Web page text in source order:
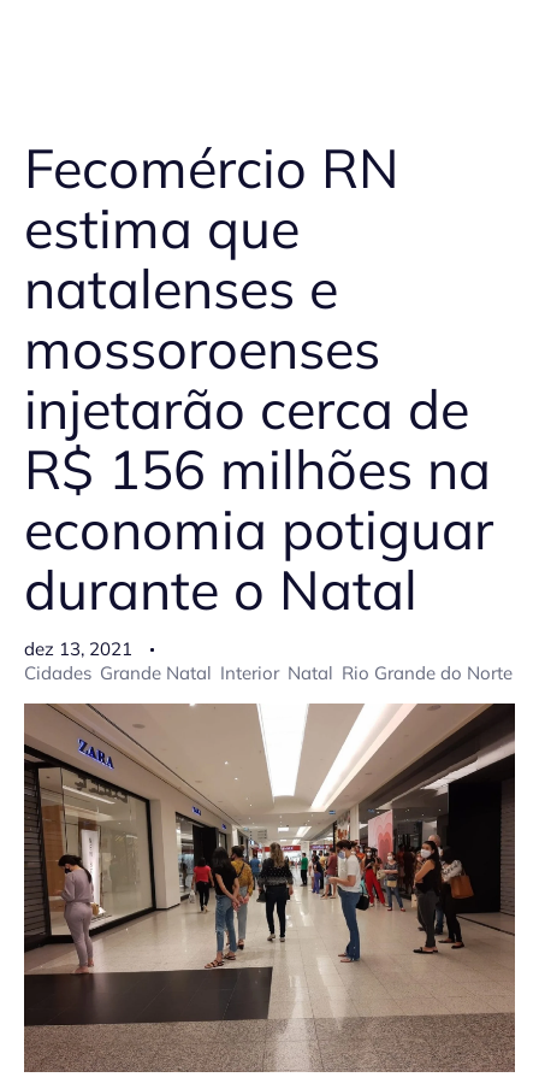
Fecomércio RN
estima que
natalenses e
mossoroenses
injetarão cerca de
R$ 156 milhões na
economia potiguar
durante o Natal
dez 13, 2021
Cidades Grande Natal Interior Natal Rio Grande do Norte